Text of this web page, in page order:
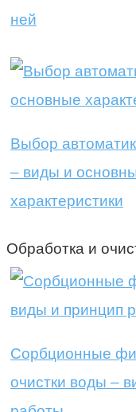
ней
Выбор
– виды и
характеристики
Обработка и
Сорбционные
очистки воды –